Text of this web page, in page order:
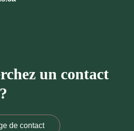
un contact
de contact